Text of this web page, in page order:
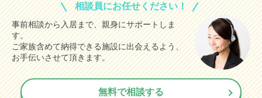
相談員にお任せください！
事前相談から入居まで、親身にサポートしま
す。
ご家族含めて納得できる施設に出会えるよう、
お手伝いさせて頂きます。
無料で相談する